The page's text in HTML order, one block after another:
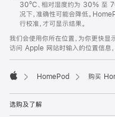
30ºC、相对湿度约为 30% 至
况下，准确性可能会降低。
行校准，才可显示结果。
我们会使用你所在位置，为你更快显
访问 Apple 网站时输入的位置信息，
HomePod 购买
选购及了解